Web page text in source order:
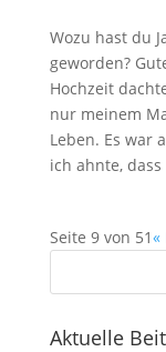
Wozu hast du
geworden?
Hochzeit
nur meinem
Leben. Es war
ich ahnte,
Seite 9 von 51«
Aktuelle